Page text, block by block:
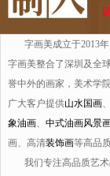
字画美成立于2013年
字画美整合了深圳及全
誉中外的画家，美术学
广大客户提供山水国画、
象油画、 中式油画风景
画、高清装饰画等高品
我们专注高品质艺术